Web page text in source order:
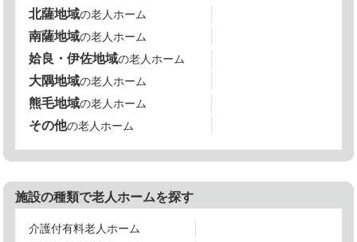
北薩地域の老人ホーム
南薩地域の老人ホーム
姶良・伊佐地域の老人ホーム
大隅地域の老人ホーム
熊毛地域の老人ホーム
その他の老人ホーム
施設の種類で老人ホームを探す
介護付有料老人ホーム